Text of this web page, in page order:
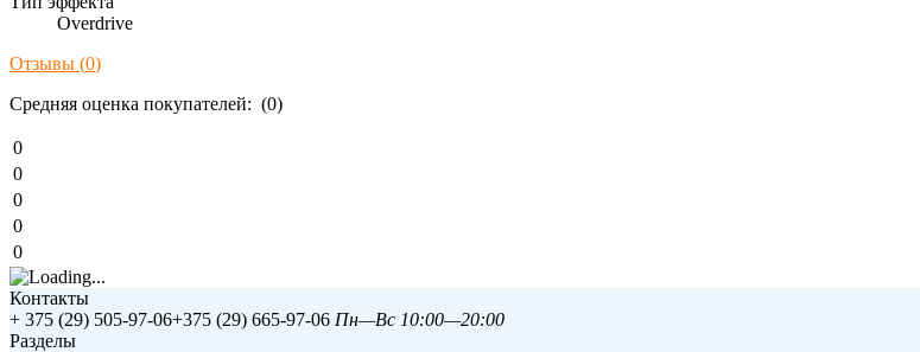
Overdrive
Отзывы (0)
Средняя оценка покупателей: (0)
0
0
0
0
0
Контакты
+ 375 (29) 505-97-06+375 (29) 665-97-06 Пн—Вс 10:00—20:00
Разделы